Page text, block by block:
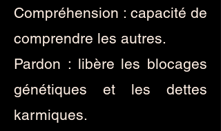
Compréhension : capacité de
comprendre les autres.
Pardon : libère les blocages
génétiques et les dettes
karmiques.